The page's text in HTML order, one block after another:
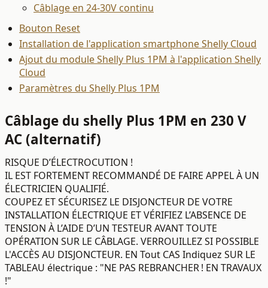
Câblage en 24-30V continu
Bouton Reset
Installation de l'application smartphone Shelly Cloud
Ajout du module Shelly Plus 1PM à l'application Shelly
Cloud
Paramètres du Shelly Plus 1PM
Câblage du shelly Plus 1PM en 230 V
AC (alternatif)
RISQUE D’ÉLECTROCUTION !
IL EST FORTEMENT RECOMMANDÉ DE FAIRE APPEL À UN
ÉLECTRICIEN QUALIFIÉ.
COUPEZ ET SÉCURISEZ LE DISJONCTEUR DE VOTRE
INSTALLATION ÉLECTRIQUE ET VÉRIFIEZ L’ABSENCE DE
TENSION À L’AIDE D’UN TESTEUR AVANT TOUTE
OPÉRATION SUR LE CÂBLAGE. VERROUILLEZ SI POSSIBLE
L'ACCÈS AU DISJONCTEUR. EN Tout CAS Indiquez SUR LE
TABLEAU électrique : "NE PAS REBRANCHER ! EN TRAVAUX
!"